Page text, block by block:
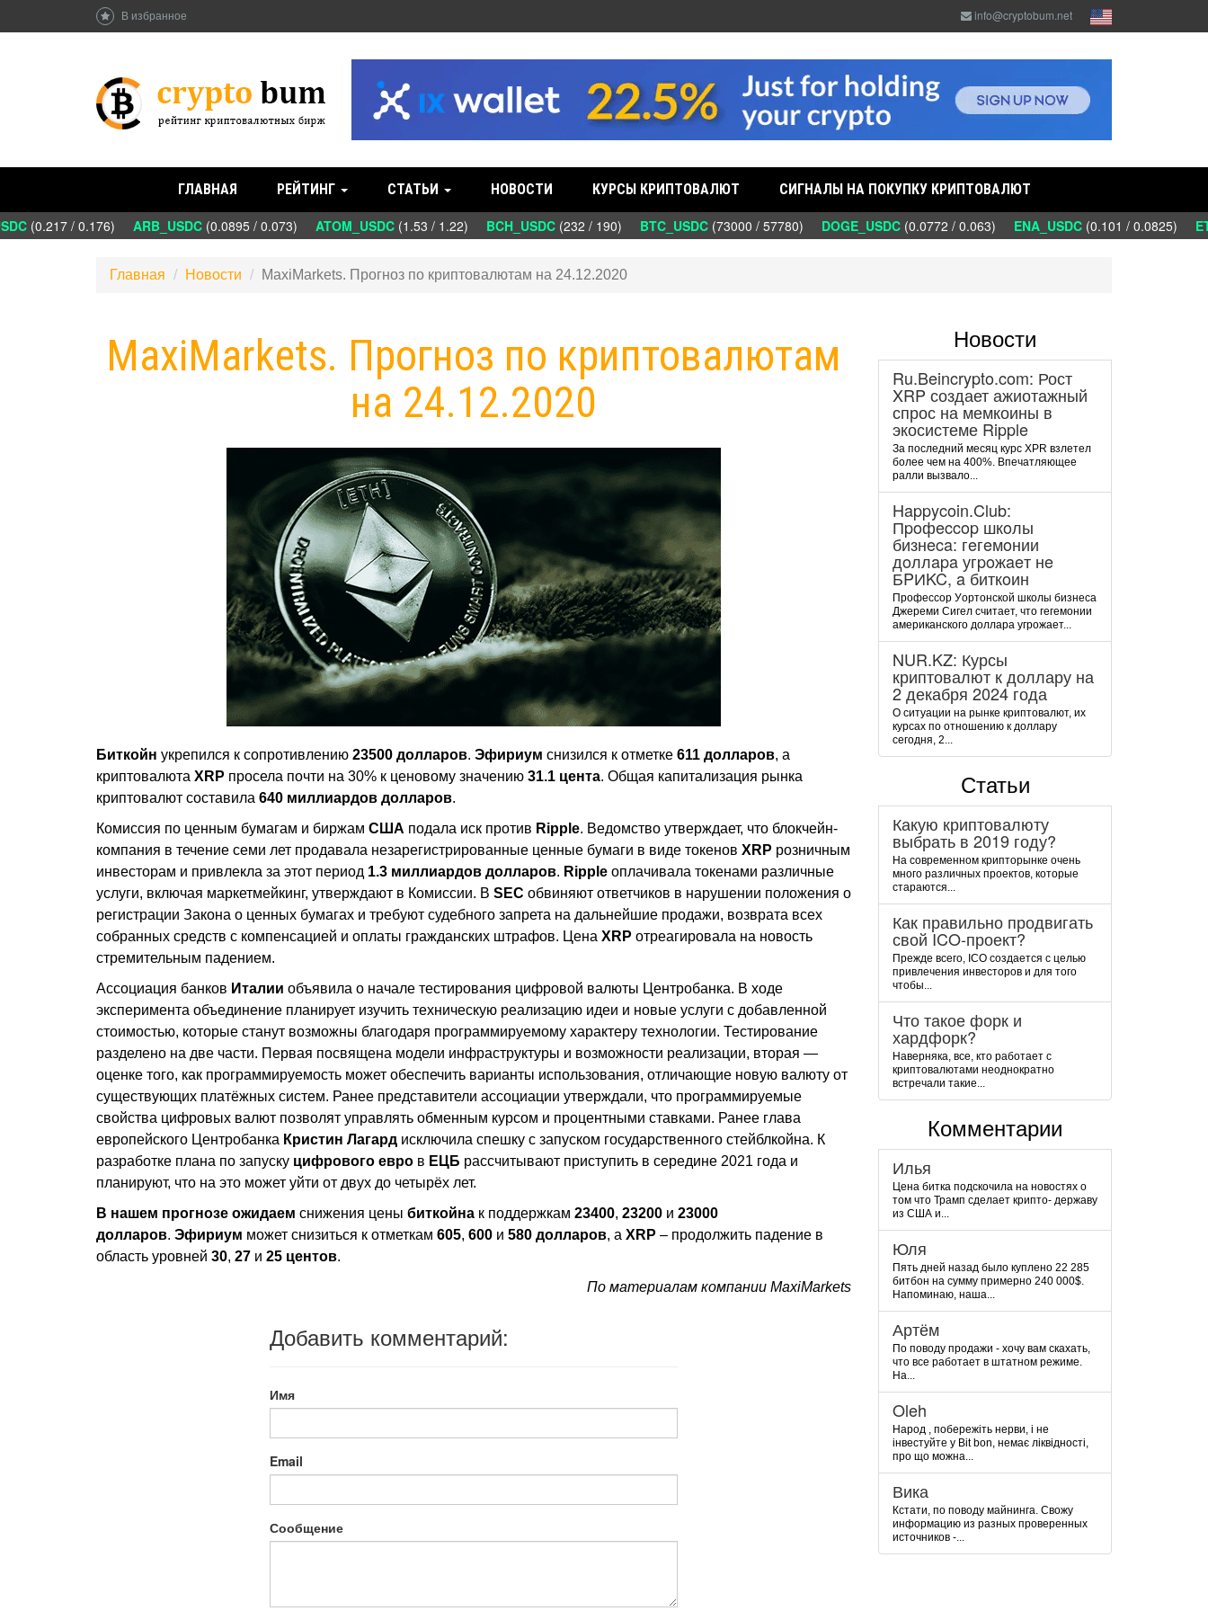
В избранное info@cryptobum.net
ГЛАВНАЯ РЕЙТИНГ СТАТЬИ НОВОСТИ КУРСЫ КРИПТОВАЛЮТ СИГНАЛЫ НА ПОКУПКУ КРИПТОВАЛЮТ
(0.217 / 0.176) ARB_USDC(0.0895 / 0.073) ATOM_USDC(1.53 / 1.22) BCH_USDC(232 / 190) BTC_USDC(73000 / 57780) DOGE_USDC(0.0772 / 0.063) ENA_USDC(0.101 / 0.0825)
Главная Новости MaxiMarkets. Прогноз по криптовалютам на 24.12.2020
MaxiMarkets. Прогноз по криптовалютам
на 24.12.2020
Биткойн укрепился к сопротивлению 23500 долларов. Эфириум снизился к отметке 611 долларов, а
криптовалюта XRP просела почти на 30% к ценовому значению 31.1 цента. Общая капитализация рынка
криптовалют составила 640 миллиардов долларов.
Комиссия по ценным бумагам и биржам США подала иск против Ripple. Ведомство утверждает, что блокчейн-
компания в течение семи лет продавала незарегистрированные ценные бумаги в виде токенов XRP розничным
инвесторам и привлекла за этот период 1.3 миллиардов долларов. Ripple оплачивала токенами различные
услуги, включая маркетмейкинг, утверждают в Комиссии. В SEC обвиняют ответчиков в нарушении положения о
регистрации Закона о ценных бумагах и требуют судебного запрета на дальнейшие продажи, возврата всех
собранных средств с компенсацией и оплаты гражданских штрафов. Цена XRP отреагировала на новость
стремительным падением.
Ассоциация банков Италии объявила о начале тестирования цифровой валюты Центробанка. В ходе
эксперимента объединение планирует изучить техническую реализацию идеи и новые услуги с добавленной
стоимостью, которые станут возможны благодаря программируемому характеру технологии. Тестирование
разделено на две части. Первая посвящена модели инфраструктуры и возможности реализации, вторая —
оценке того, как программируемость может обеспечить варианты использования, отличающие новую валюту от
существующих платёжных систем. Ранее представители ассоциации утверждали, что программируемые
свойства цифровых валют позволят управлять обменным курсом и процентными ставками. Ранее глава
европейского Центробанка Кристин Лагард исключила спешку с запуском государственного стейблкойна. К
разработке плана по запуску цифрового евро в ЕЦБ рассчитывают приступить в середине 2021 года и
планируют, что на это может уйти от двух до четырёх лет.
В нашем прогнозе ожидаем снижения цены биткойна к поддержкам 23400, 23200 и 23000
долларов. Эфириум может снизиться к отметкам 605, 600 и 580 долларов, а XRP – продолжить падение в
область уровней 30, 27 и 25 центов.
По материалам компании MaxiMarkets
Добавить комментарий:
Имя
Email
Сообщение
Новости
Ru.Beincrypto.com: Рост
XRP создает ажиотажный
спрос на мемкоины в
экосистеме Ripple
За последний месяц курс XPR взлетел
более чем на 400%. Впечатляющее
ралли вызвало...
Happycoin.Club:
Пpoфeccop шкoлы
бизнeca: гeгeмoнии
дoллapa угpoжaeт нe
БPИKC, a биткoин
Пpoфeccop Уopтoнcкoй шкoлы бизнeca
Джepeми Cигeл cчитaeт, чтo гeгeмoнии
aмepикaнcкoгo дoллapa угpoжaeт...
NUR.KZ: Курсы
криптовалют к доллару на
2 декабря 2024 года
О ситуации на рынке криптовалют, их
курсах по отношению к доллару
сегодня, 2...
Статьи
Какую криптовалюту
выбрать в 2019 году?
На современном крипторынке очень
много различных проектов, которые
стараются...
Как правильно продвигать
свой ICO-проект?
Прежде всего, ICO создается с целью
привлечения инвесторов и для того
чтобы...
Что такое форк и
хардфорк?
Наверняка, все, кто работает с
криптовалютами неоднократно
встречали такие...
Комментарии
Илья
Цена битка подскочила на новостях о
том что Трамп сделает крипто- державу
из США и...
Юля
Пять дней назад было куплено 22 285
битбон на сумму примерно 240 000$.
Напоминаю, наша...
Артём
По поводу продажи - хочу вам скахать,
что все работает в штатном режиме.
На...
Oleh
Народ , побережіть нерви, і не
інвестуйте у Bit bon, немає ліквідності,
про що можна...
Вика
Кстати, по поводу майнинга. Свожу
информацию из разных проверенных
источников -...